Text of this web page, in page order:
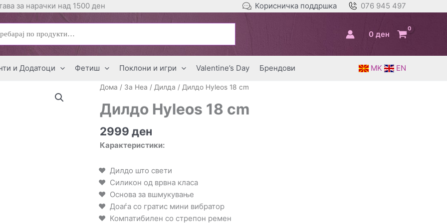
за нарачки над 1500 ден Корисничка поддршка 076 945 497
0 ден
и Додатоци Фетиш Поклони и игри Valentine’s Day Брендови MK EN
Дома / За Неа / Дилда / Дилдо Hyleos 18 cm
Дилдо Hyleos 18 cm
2999 ден
Карактеристики:
Дилдо што свети
Силикон од врвна класа
Основа за вшмукување
Доаѓа со гратис мини вибратор
Компатибилен со стрепон ремен